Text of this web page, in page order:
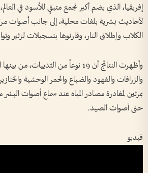
إفريقيا، الذي يضم أكبر تجمع متبقٍ للأسود في
لأحاديث بشرية بلغات محلية، إلى جانب أصوات
الكلاب وإطلاق النار، وقارنوها بتسجيلات لزئير
وأظهرت النتائج أن 19 نوعاً من
والزرافات والفهود والضباع والحمر الوحشية
بمرتين لمغادرة مصادر المياه عند سماع أصوات
حتى أصوات الصيد.
فيديو